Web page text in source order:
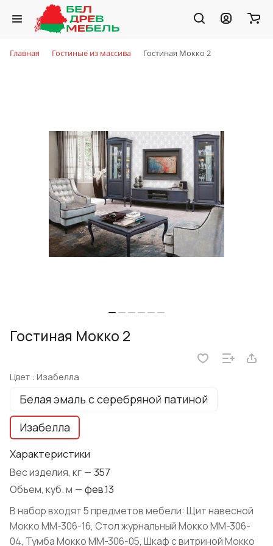
Главная Гостиные из массива Гостиная Мокко 2
Гостиная Мокко 2
Цвет : Изабелла
Белая эмаль с серебряной патиной
Изабелла
Характеристики
Вес изделия, кг — 357
Объем, куб. м — фев.13
В набор входят 5 предметов мебели: Щит навесной
Мокко ММ-306-16, Стол журнальный Мокко ММ-306-
04, Тумба Мокко ММ-306-05, Шкаф с витриной Мокко